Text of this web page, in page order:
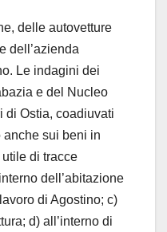
delle autovetture
dell’azienda
Le indagini dei
e del Nucleo
di Ostia, coadiuvati
sui beni in
di tracce
dell’abitazione
di Agostino; c)
d) all’interno di